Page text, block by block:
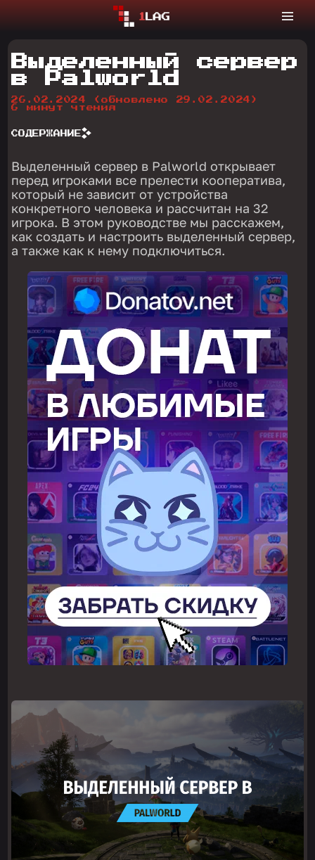
Выделенный сервер
в Palworld
26.02.2024
(обновлено 29.02.2024)
6 минут чтения
СОДЕРЖАНИЕ
Выделенный сервер в Palworld открывает
перед игроками все прелести кооператива,
который не зависит от устройства
конкретного человека и рассчитан на 32
игрока. В этом руководстве мы расскажем,
как создать и настроить выделенный сервер,
а также как к нему подключиться.